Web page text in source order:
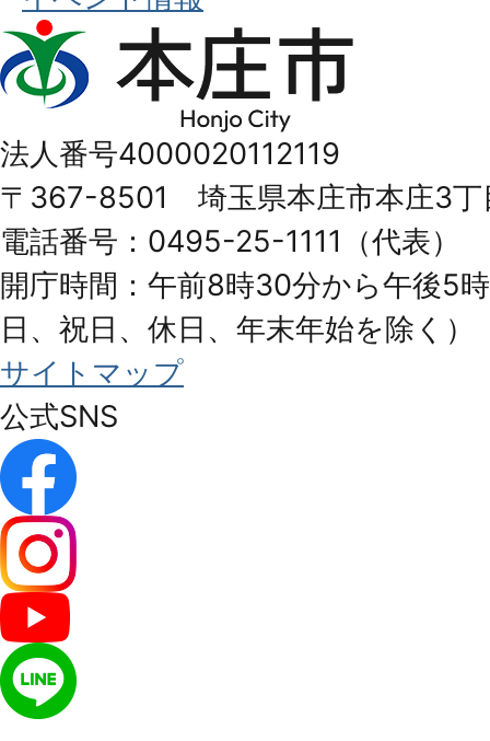
本
庄
Honjo
City
法人番号4000020112119
〒367-8501 埼玉県本庄市本庄3丁
電話番号：0495-25-1111（代表）
開庁時間：午前8時30分から午後5
日、祝日、休日、年末年始を除く）
サイトマップ
公式SNS